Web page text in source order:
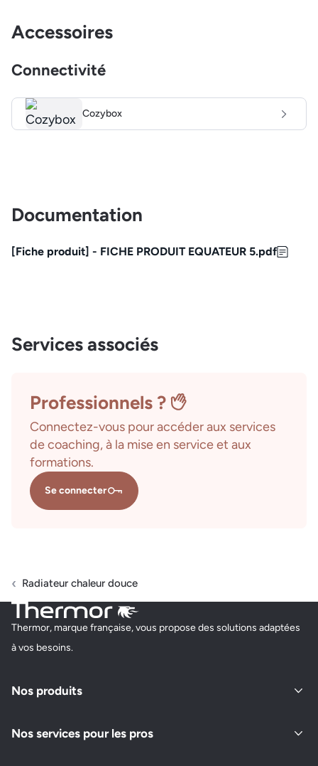
Accessoires
Connectivité
Cozybox
Documentation
[Fiche produit] - FICHE PRODUIT EQUATEUR 5.pdf
Services associés
Professionnels ?
Connectez-vous pour accéder aux services
de coaching, à la mise en service et aux
formations.
Se connecter
Radiateur chaleur douce
Thermor, marque française, vous propose des solutions adaptées
à vos besoins.
Nos produits
Nos services pour les pros